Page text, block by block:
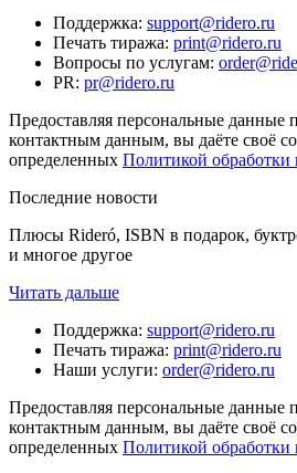
Поддержка: support@ridero.ru
Печать тиража: print@ridero.ru
Вопросы по услугам:
PR: pr@ridero.ru
Предоставляя персональные данные
контактным данным, вы даёте своё
определенных Политикой
Последние новости
Плюсы Rideró, ISBN в подарок,
и многое другое
Читать дальше
Поддержка: support@ridero.ru
Печать тиража: print@ridero.ru
Наши услуги: order@ridero.ru
Предоставляя персональные данные
контактным данным, вы даёте своё
определенных Политикой